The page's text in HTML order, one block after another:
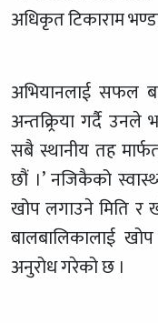
अधिकृत टिकाराम
अभियानलाई सफल
अन्तक्र्रिया गर्दै
सबै स्थानीय तह
छौं ।’ नजिकैको
खोप लगाउने मिति र
बालबालिकालाई
अनुरोध गरेको छ ।